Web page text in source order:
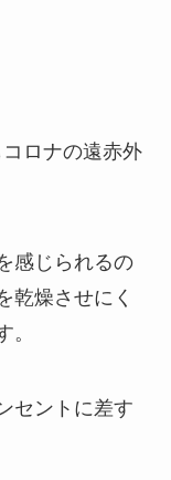
ロナの遠赤外
感じられるの
乾燥させにく
。
セントに差す